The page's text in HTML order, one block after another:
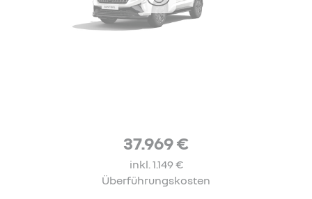
37.969 €
inkl. 1.149 €
Überführungskosten